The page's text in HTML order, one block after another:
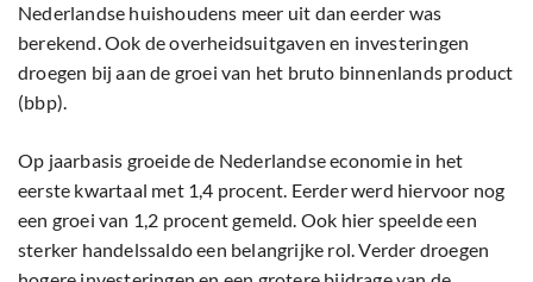
Nederlandse huishoudens meer uit dan eerder was
berekend. Ook de overheidsuitgaven en investeringen
droegen bij aan de groei van het bruto binnenlands product
(bbp).
Op jaarbasis groeide de Nederlandse economie in het
eerste kwartaal met 1,4 procent. Eerder werd hiervoor nog
een groei van 1,2 procent gemeld. Ook hier speelde een
sterker handelssaldo een belangrijke rol. Verder droegen